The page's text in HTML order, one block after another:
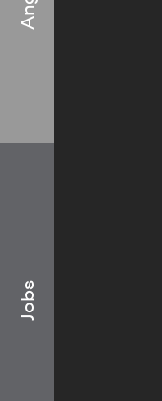
Jobs
Jobs